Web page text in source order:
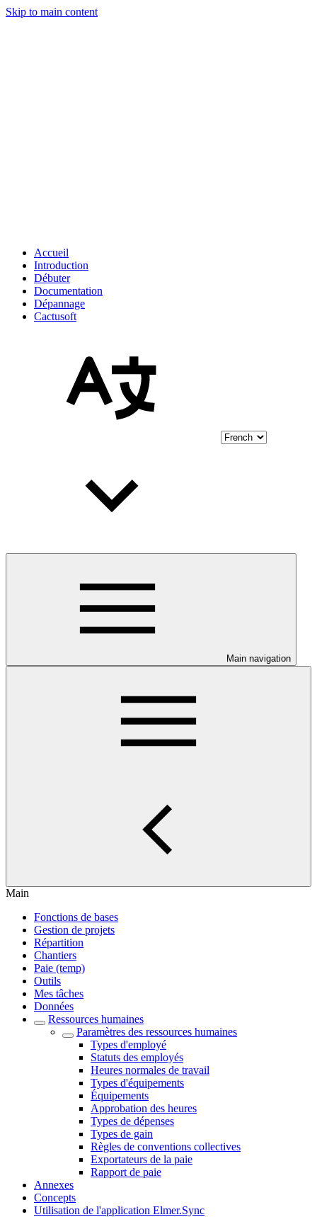
Skip to main content
Accueil
Introduction
Débuter
Documentation
Dépannage
Cactusoft
Main navigation
Main
Fonctions de bases
Gestion de projets
Répartition
Chantiers
Paie (temp)
Outils
Mes tâches
Données
Ressources humaines
Paramètres des ressources humaines
Types d'employé
Statuts des employés
Heures normales de travail
Types d'équipements
Équipements
Approbation des heures
Types de dépenses
Types de gain
Règles de conventions collectives
Exportateurs de la paie
Rapport de paie
Annexes
Concepts
Utilisation de l'application Elmer.Sync